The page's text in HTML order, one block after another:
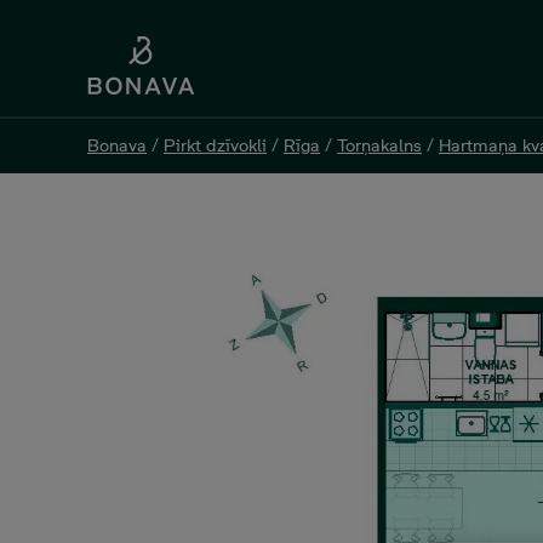
Bonava / Pirkt dzīvokli / Rīga / Torņakalns / Hartmaņa
Bonava / Pirkt dzīvokli / Rīga / Torņakalns / Hartmaņa